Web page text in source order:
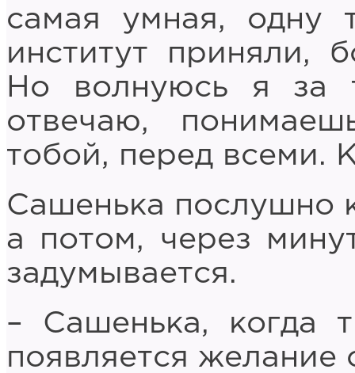
самая умная, одну
институт приняли,
Но волнуюсь я за
отвечаю,
тобой, перед всеми.
Сашенька послушно
а потом, через
задумывается.
– Сашенька, когда
появляется желание